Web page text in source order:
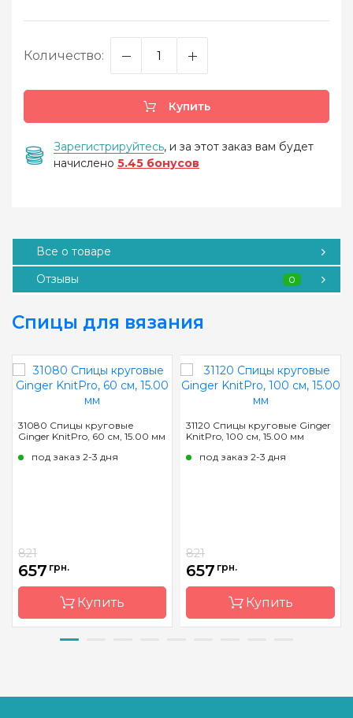
Количество:
Купить
Зарегистрируйтесь, и за этот заказ вам будет
начислено 5.45 бонусов
Все о товаре
Отзывы
0
Спицы для вязания
31080 Спицы круговые
Ginger KnitPro, 60 см, 15.00 мм
под заказ 2-3 дня
821
657 грн.
Купить
Страна-
Индия
31120 Спицы круговые Ginger
KnitPro, 100 см, 15.00 мм
под заказ 2-3 дня
821
657 грн.
Купить
Страна-
Индия